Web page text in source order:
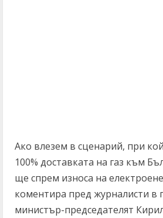
Ако влезем в сценарий, при
100% доставката на газ към
ще спрем износа на
коментира пред журналисти в
министър-председателят